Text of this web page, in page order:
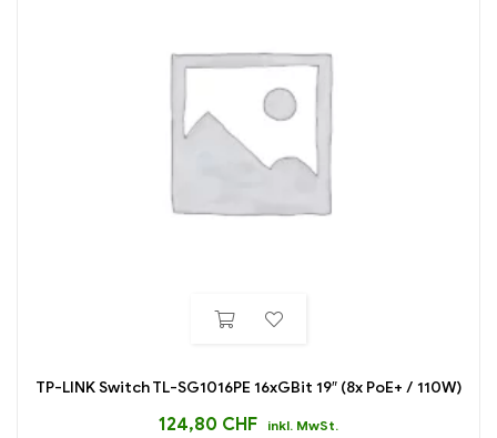
TP-LINK Switch TL-SG1016PE 16xGBit 19″ (8x PoE+ / 110W)
124,80 CHF inkl. MwSt.